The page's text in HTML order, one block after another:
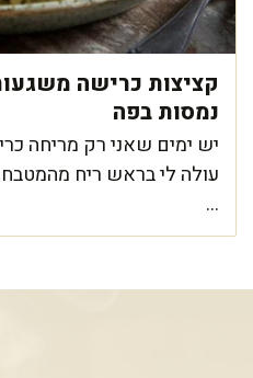
קציצות כרישה
נמסות בפה
יש ימים שאני רק מריחה
עולה לי בראש ריח
...